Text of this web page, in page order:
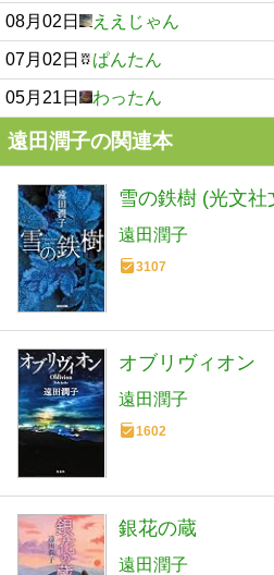
08月02日 ええじゃん
07月02日 ぱんたん
05月21日 わったん
遠田潤子の関連本
雪の鉄樹 (光文社
遠田潤子
3107
オブリヴィオン
遠田潤子
1602
銀花の蔵
遠田潤子